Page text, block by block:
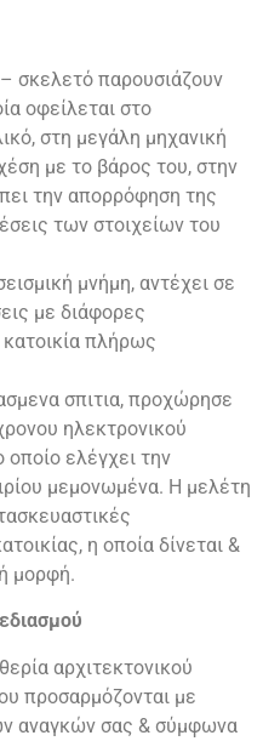
σκελετό παρουσιάζουν
οφείλεται στο
στη μεγάλη μηχανική
με το βάρος του, στην
την απορρόφηση της
των στοιχείων του
μνήμη, αντέχει σε
με διάφορες
πλήρως
σπιτια, προχώρησε
ηλεκτρονικού
ελέγχει την
μεμονωμένα. Η μελέτη
η οποία δίνεται &
μορφή.
αρχιτεκτονικού
προσαρμόζονται με
αναγκών σας & σύμφωνα